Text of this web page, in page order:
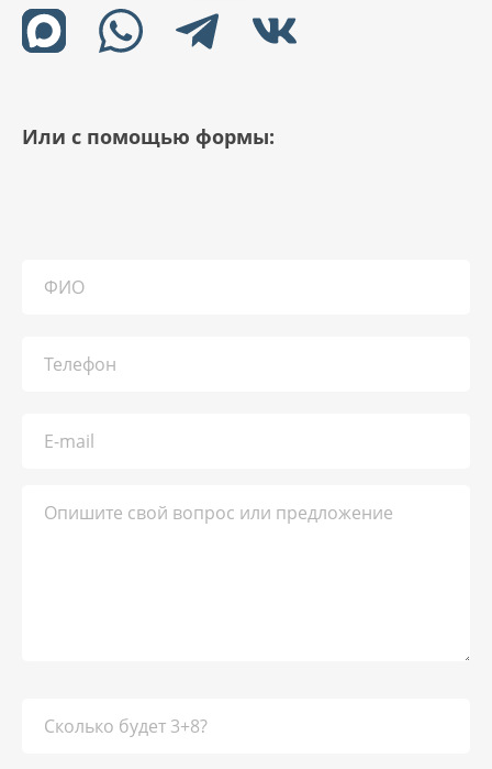
Или с помощью формы: